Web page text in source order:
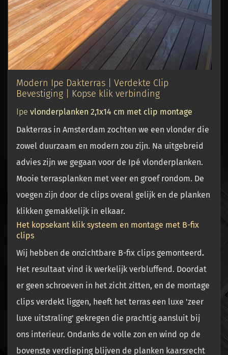
Modern Ipe Dakterras | Verdekte Clip
Bevestiging | Kopse klik verbinding
Ipe vlonderplanken 2,1x14 cm met clip montage
Dakterras in Amsterdam zochten we een vlonder die
zowel duurzaam en modern zou zijn. Na uitgebreid
advies zijn we gegaan voor de Ipé vlonderplanken.
Mooie terrasplanken met veer en groef rondom. De
voegen zijn door de clips overal gelijk en de planken
klikken gemakkelijk in elkaar.
Het kopsekant klik systeem en montage met B-fix
clips
Wij hebben de onzichtbare B-fix clips gemonteerd.
Het resultaat vind ik werkelijk verbluffend. Doordat
er geen schroeven in het zicht zitten, en de montage
clips verdekt liggen, heeft het terras een luxe 'zeer
luxe uitstraling' gekregen die prachtig aansluit bij
ons interieur. Ondanks de volle zon en wind op de
bovenste verdieping blijven de planken kaarsrecht